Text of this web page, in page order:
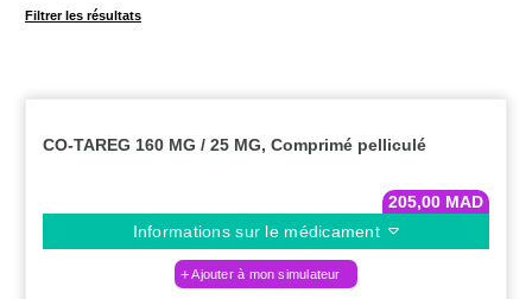
Filtrer les résultats
CO-TAREG 160 MG / 25 MG, Comprimé pelliculé
205,00 MAD
Informations sur le médicament
Ajouter à mon simulateur